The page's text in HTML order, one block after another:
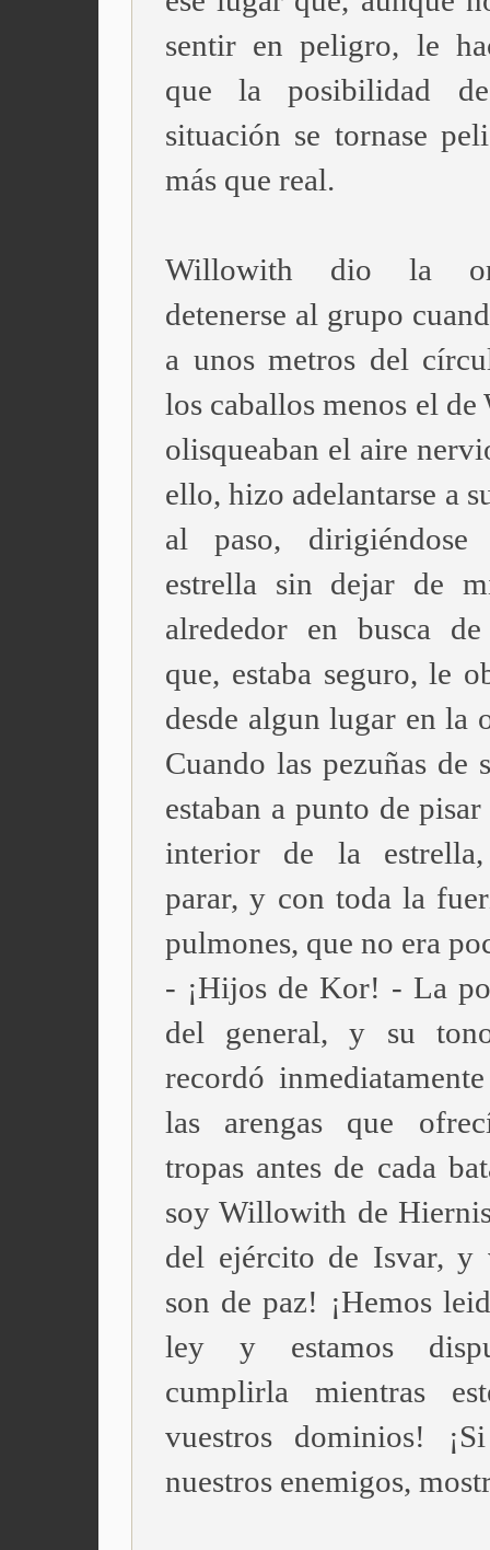
sentir en peligro, le
que la posibilidad
situación se tornase
más que real.
Willowith dio la
detenerse al grupo
a unos metros del
los caballos menos el
olisqueaban el aire
ello, hizo adelantarse a
al paso,
estrella sin dejar de
alrededor en busca
que, estaba seguro, le
desde algun lugar en la
Cuando las pezuñas de
estaban a punto de
interior de la
parar, y con toda la
pulmones, que no era
- ¡Hijos de Kor! - La
del general, y su
recordó
las arengas que
tropas antes de cada
soy Willowith de
del ejército de Isvar, y
son de paz! ¡Hemos
ley y estamos
cumplirla mientras
vuestros dominios!
nuestros enemigos,